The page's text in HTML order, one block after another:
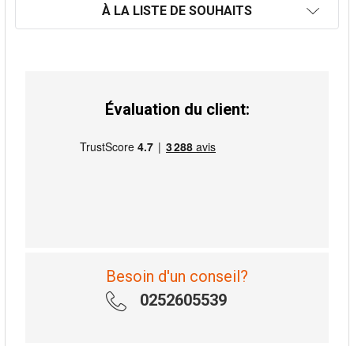
À LA LISTE DE SOUHAITS
Évaluation du client:
Besoin d'un conseil?
0252605539